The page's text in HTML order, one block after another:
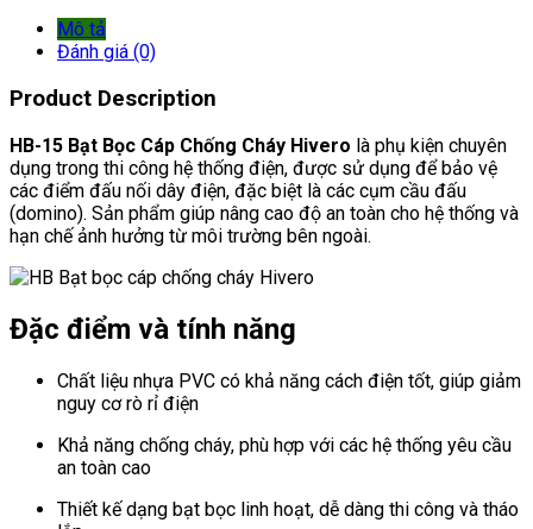
Mô tả
Đánh giá (0)
Product Description
HB-15 Bạt Bọc Cáp Chống Cháy Hivero là phụ kiện chuyên
dụng trong thi công hệ thống điện, được sử dụng để bảo vệ
các điểm đấu nối dây điện, đặc biệt là các cụm cầu đấu
(domino). Sản phẩm giúp nâng cao độ an toàn cho hệ thống và
hạn chế ảnh hưởng từ môi trường bên ngoài.
Đặc điểm và tính năng
Chất liệu nhựa PVC có khả năng cách điện tốt, giúp giảm
nguy cơ rò rỉ điện
Khả năng chống cháy, phù hợp với các hệ thống yêu cầu
an toàn cao
Thiết kế dạng bạt bọc linh hoạt, dễ dàng thi công và tháo